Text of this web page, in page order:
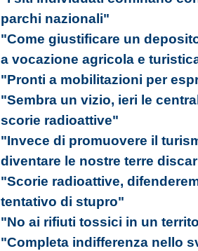
parchi nazionali"
"Come giustificare un
a vocazione agricola e
"Pronti a mobilitazioni per
"Sembra un vizio, ieri le
scorie radioattive"
"Invece di promuovere il
diventare le nostre terre
"Scorie radioattive,
tentativo di stupro"
"No ai rifiuti tossici in un
"Completa indifferenza nello